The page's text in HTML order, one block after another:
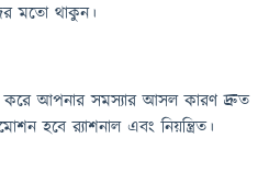
মতো থাকুন।
করে আপনার সমস্যার আসল কারণ দ্রুত
হবে র‍্যাশনাল এবং নিয়ন্ত্রিত।